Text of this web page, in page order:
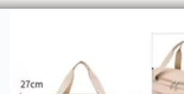
CÓMO COMPRAR